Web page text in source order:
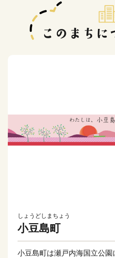
しょうどしまちょう
小豆島町
小豆島町は瀬戸内海国立公